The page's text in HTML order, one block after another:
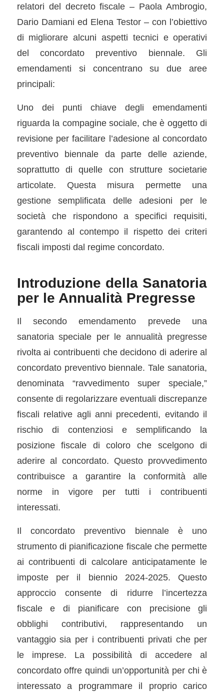
relatori del decreto fiscale – Paola Ambrogio,
Dario Damiani ed Elena Testor – con l’obiettivo
di migliorare alcuni aspetti tecnici e operativi
del concordato preventivo biennale. Gli
emendamenti si concentrano su due aree
principali:
Uno dei punti chiave degli emendamenti
riguarda la compagine sociale, che è oggetto di
revisione per facilitare l’adesione al concordato
preventivo biennale da parte delle aziende,
soprattutto di quelle con strutture societarie
articolate. Questa misura permette una
gestione semplificata delle adesioni per le
società che rispondono a specifici requisiti,
garantendo al contempo il rispetto dei criteri
fiscali imposti dal regime concordato.
Introduzione della Sanatoria
per le Annualità Pregresse
Il secondo emendamento prevede una
sanatoria speciale per le annualità pregresse
rivolta ai contribuenti che decidono di aderire al
concordato preventivo biennale. Tale sanatoria,
denominata “ravvedimento super speciale,”
consente di regolarizzare eventuali discrepanze
fiscali relative agli anni precedenti, evitando il
rischio di contenziosi e semplificando la
posizione fiscale di coloro che scelgono di
aderire al concordato. Questo provvedimento
contribuisce a garantire la conformità alle
norme in vigore per tutti i contribuenti
interessati.
Il concordato preventivo biennale è uno
strumento di pianificazione fiscale che permette
ai contribuenti di calcolare anticipatamente le
imposte per il biennio 2024-2025. Questo
approccio consente di ridurre l’incertezza
fiscale e di pianificare con precisione gli
obblighi contributivi, rappresentando un
vantaggio sia per i contribuenti privati che per
le imprese. La possibilità di accedere al
concordato offre quindi un’opportunità per chi è
interessato a programmare il proprio carico